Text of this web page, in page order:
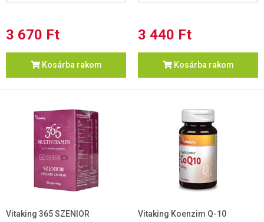
3 670 Ft
Kosárba rakom
3 440 Ft
Kosárba rakom
Vitaking 365 SZENIOR
Vitaking Koenzim Q-10